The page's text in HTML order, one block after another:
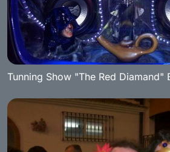
Tunning Show "The Red Diamand"